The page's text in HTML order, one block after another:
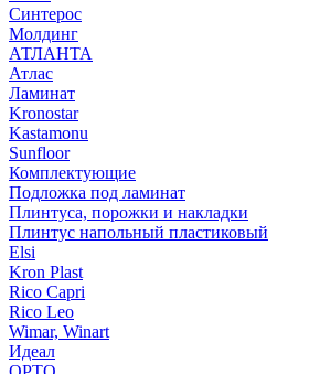
Синтерос
Молдинг
АТЛАНТА
Атлас
Ламинат
Kronostar
Kastamonu
Sunfloor
Комплектующие
Подложка под ламинат
Плинтуса, порожки и накладки
Плинтус напольный пластиковый
Elsi
Kron Plast
Rico Capri
Rico Leo
Wimar, Winart
Идеал